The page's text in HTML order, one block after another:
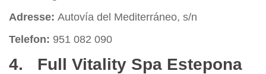
Adresse: Autovía del Mediterráneo, s/n
Telefon: 951 082 090
4. Full Vitality Spa Estepona